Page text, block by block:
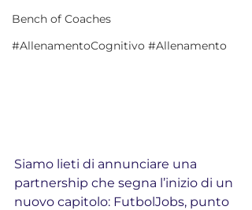
Bench of Coaches
#AllenamentoCognitivo #Allenamento
Siamo lieti di annunciare una
partnership che segna l’inizio di un
nuovo capitolo: FutbolJobs, punto